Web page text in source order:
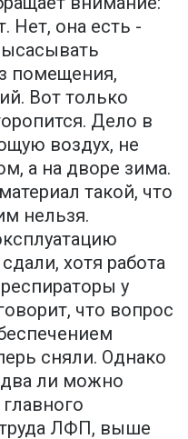
Нет, она есть -
помещения,
Вот только
Дело в
воздух, не
а на дворе зима.
такой, что
нельзя.
хотя работа
у
что вопрос
сняли. Однако
ли можно
труда ЛФП, выше